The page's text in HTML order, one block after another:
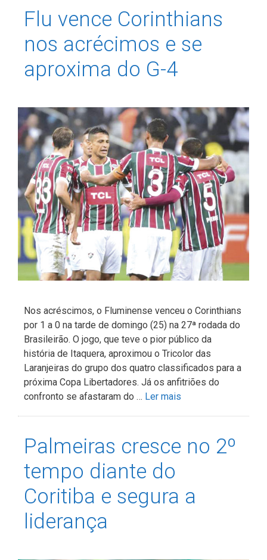
Flu vence Corinthians
nos acrécimos e se
aproxima do G-4
Nos acréscimos, o Fluminense venceu o Corinthians
por 1 a 0 na tarde de domingo (25) na 27ª rodada do
Brasileirão. O jogo, que teve o pior público da
história de Itaquera, aproximou o Tricolor das
Laranjeiras do grupo dos quatro classificados para a
próxima Copa Libertadores. Já os anfitriões do
confronto se afastaram do … Ler mais
Palmeiras cresce no 2º
tempo diante do
Coritiba e segura a
liderança